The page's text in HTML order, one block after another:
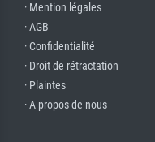
· Mention légales
· AGB
· Confidentialité
· Droit de rétractation
· Plaintes
· A propos de nous